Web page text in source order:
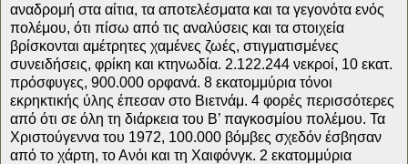
αναδρομή στα αίτια, τα αποτελέσματα και τα γεγονότα ενός
πολέμου, ότι πίσω από τις αναλύσεις και τα στοιχεία
βρίσκονται αμέτρητες χαμένες ζωές, στιγματισμένες
συνειδήσεις, φρίκη και κτηνωδία. 2.122.244 νεκροί, 10 εκατ.
πρόσφυγες, 900.000 ορφανά. 8 εκατομμύρια τόνοι
εκρηκτικής ύλης έπεσαν στο Βιετνάμ. 4 φορές περισσότερες
από ότι σε όλη τη διάρκεια του Β’ παγκοσμίου πολέμου. Τα
Χριστούγεννα του 1972, 100.000 βόμβες σχεδόν έσβησαν
από το χάρτη, το Ανόι και τη Χαιφόνγκ. 2 εκατομμύρια